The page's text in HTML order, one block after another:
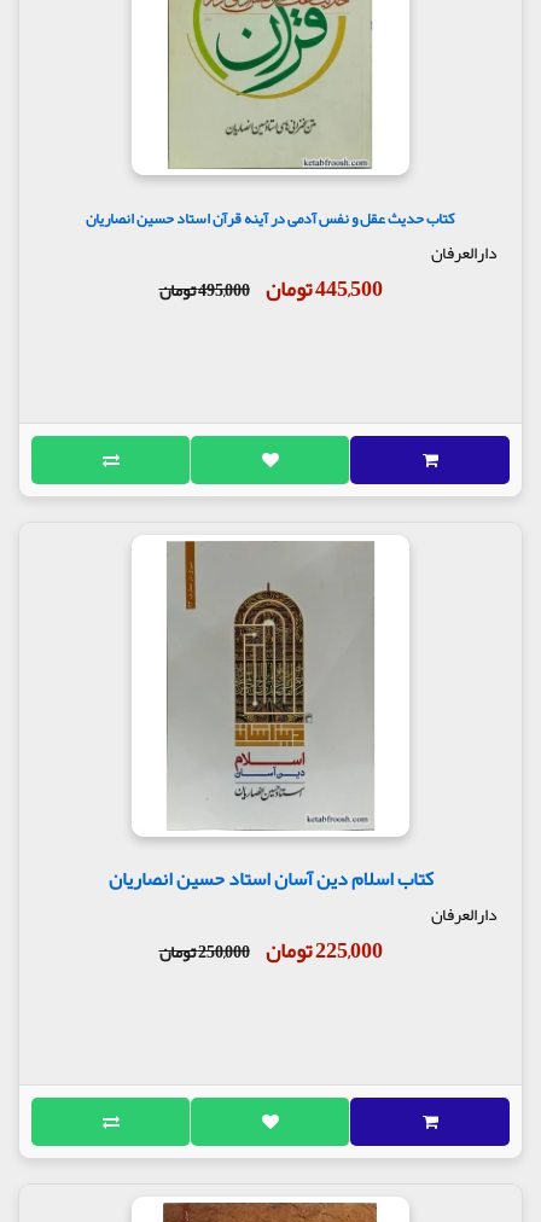
کتاب حدیث عقل و نفس آدمی در آینه قرآن استاد حسین انصاریان
دارالعرفان
445,500 تومان 495,000 تومان
کتاب اسلام دین آسان استاد حسین انصاریان
دارالعرفان
225,000 تومان 250,000 تومان